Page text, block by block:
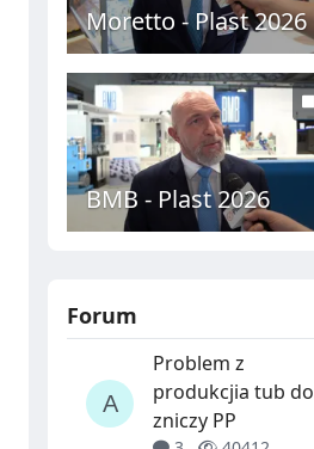
Moretto - Plast 2026
BMB - Plast 2026
Forum
Problem z
produkcjia tub do
zniczy PP